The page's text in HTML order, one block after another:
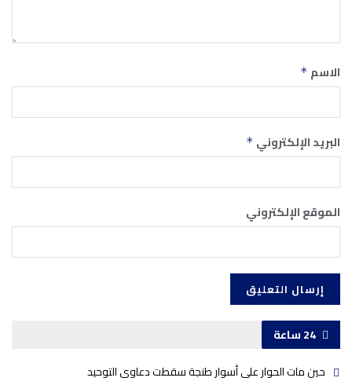
الاسم *
البريد الإلكتروني *
الموقع الإلكتروني
24 ساعة
حين مات الحوار على أسوار طنجة سقطت دعاوى التوحيد